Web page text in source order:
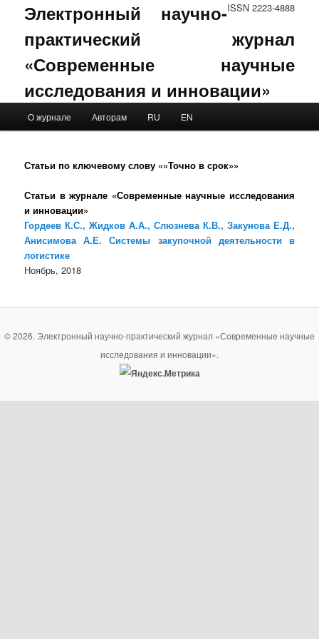
ISSN 2223-4888
Электронный научно-
практический журнал
«Современные научные
исследования и инновации»
Skip to primary content
Skip to secondary content
О журнале Авторам RU EN
Статьи по ключевому слову ««Точно в срок»»
Статьи в журнале «Современные научные исследования
и инновации»
Гордеев К.С., Жидков А.А., Слюзнева К.В., Закунова Е.Д.,
Анисимова А.Е. Системы закупочной деятельности в
логистике
Ноябрь, 2018
© 2026. Электронный научно-практический журнал «Современные научные
исследования и инновации».